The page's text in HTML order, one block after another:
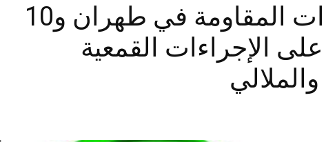
15 عملية لوحدات المقاومة في طهران و10
الإجراءات القمعية